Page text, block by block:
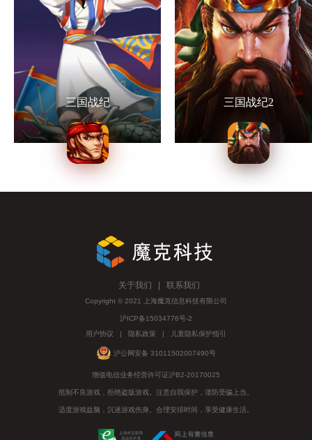
三国战纪 三国战纪2
关于我们 | 联系我们
Copyright © 2021 上海魔克信息科技有限公司
沪ICP备15034776号-2
用户协议 | 隐私政策 | 儿童隐私保护指引
沪公网安备 31011502007490号
增值电信业务经营许可证沪B2-20170025
抵制不良游戏，拒绝盗版游戏。注意自我保护，谨防受骗上当。
适度游戏益脑，沉迷游戏伤身。合理安排时间，享受健康生活。